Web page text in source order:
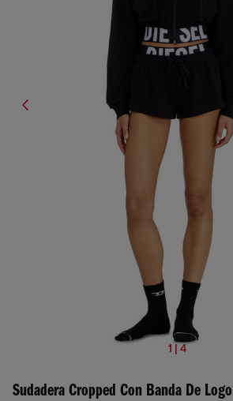
1 | 4
Sudadera Cropped Con Banda De Logo